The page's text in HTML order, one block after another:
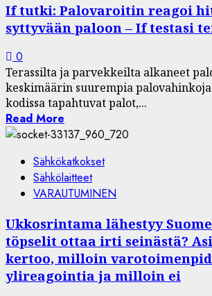
If tutki: Palovaroitin reagoi
syttyvään paloon – If testasi
0
Terassilta ja parvekkeilta alkaneet
keskimäärin suurempia
kodissa tapahtuvat palot,...
Read More
Sähkökatkokset
Sähkölaitteet
VARAUTUMINEN
Ukkosrintama lähestyy
töpselit ottaa irti seinästä?
kertoo, milloin
ylireagointia ja milloin ei